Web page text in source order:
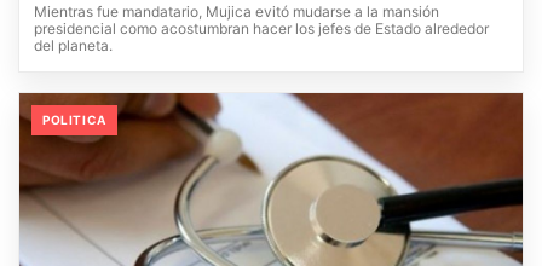
Mientras fue mandatario, Mujica evitó mudarse a la mansión
presidencial como acostumbran hacer los jefes de Estado alrededor
del planeta.
POLITICA